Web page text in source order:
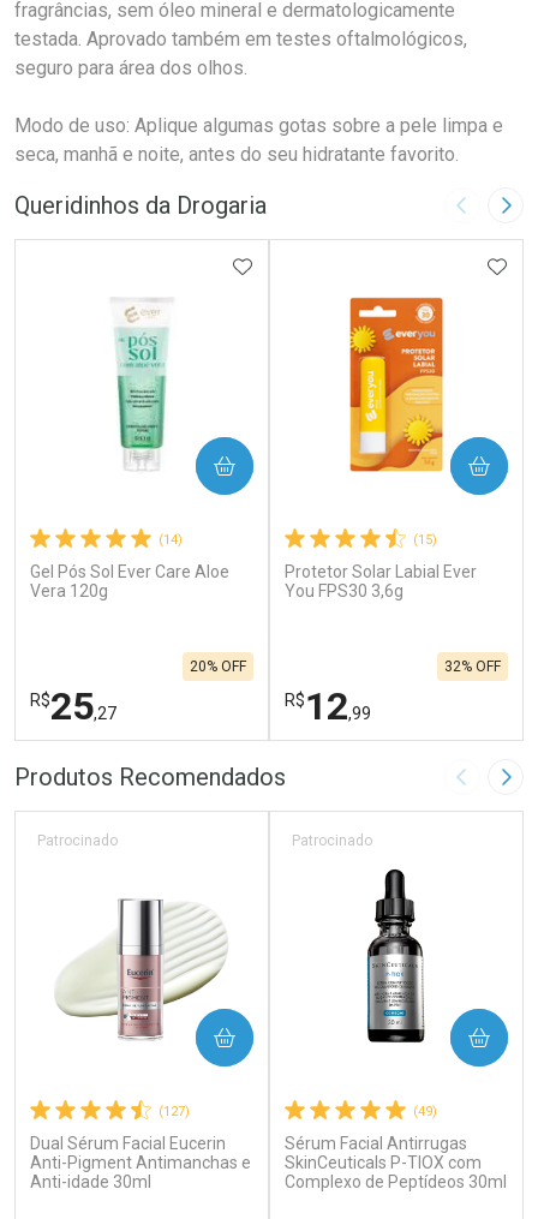
fragrâncias, sem óleo mineral e dermatologicamente
testada. Aprovado também em testes oftalmológicos,
seguro para área dos olhos.
Modo de uso: Aplique algumas gotas sobre a pele limpa e
seca, manhã e noite, antes do seu hidratante favorito.
Queridinhos da Drogaria Imagem
(14)
Gel Pós Sol Ever Care Aloe
Vera 120g
R$25,27
20% OFF
ADICIONAR AOS FAVORITOS
COMPRAR
FECHAR
Laboratório
Ativar Desconto
FECHAR
Por Menos
Comprar sem Desconto
(15)
Protetor Solar Labial Ever
You FPS30 3,6g
R$12,99
32% OFF
COMPRAR
Laboratório
Ativar Desconto
Por Menos
Comprar sem Desconto
Produtos Recomendados Imagem
(127)
Dual Sérum Facial Eucerin
Anti-Pigment Antimanchas e
Anti-idade 30ml
Patrocinado
COMPRAR
(49)
Sérum Facial Antirrugas
SkinCeuticals P-TIOX com
Complexo de Peptídeos 30ml
Patrocinado
COMPRAR